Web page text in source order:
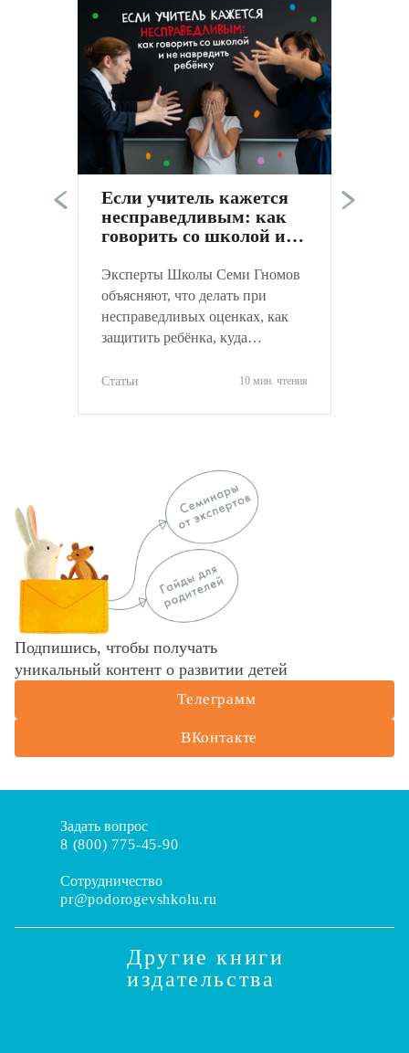
Если учитель кажется
несправедливым: как
говорить со школой и
Эксперты Школы Семи Гномов
объясняют, что делать при
несправедливых оценках, как
защитить ребёнка, куда
оценить ситуацию.
Статьи 10 мин. чтения
Подпишись, чтобы получать
уникальный контент о развитии детей
Телеграмм
ВКонтакте
Задать вопрос
8 (800) 775-45-90
Сотрудничество
pr@podorogevshkolu.ru
Другие книги
издательства